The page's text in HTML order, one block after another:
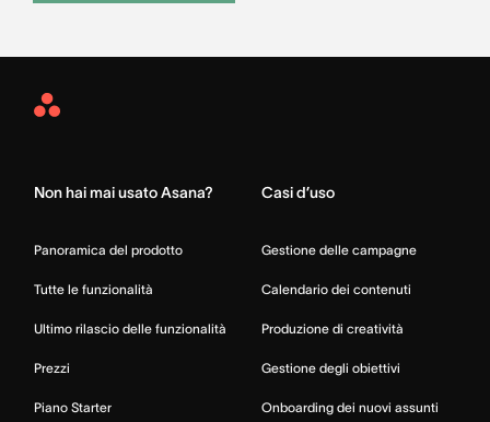
Asana
Non hai mai usato Asana?
Panoramica del prodotto
Tutte le funzionalità
Ultimo rilascio delle funzionalità
Prezzi
Piano Starter
Casi d’uso
Gestione delle campagne
Calendario dei contenuti
Produzione di creatività
Gestione degli obiettivi
Onboarding dei nuovi assunti